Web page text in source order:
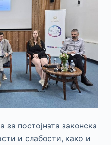
за постојната законска
и слабости, како и